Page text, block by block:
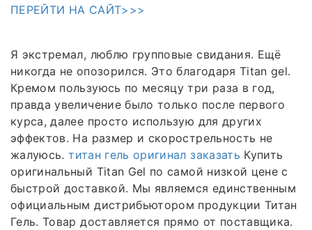
ПЕРЕЙТИ НА САЙТ>>>
Я экстремал, люблю групповые свидания. Ещё
никогда не опозорился. Это благодаря Titan gel.
Кремом пользуюсь по месяцу три раза в год,
правда увеличение было только после первого
курса, далее просто использую для других
эффектов. На размер и скорострельность не
жалуюсь.титан гель оригинал заказать Купить
оригинальный Titan Gel по самой низкой цене с
быстрой доставкой. Мы являемся единственным
официальным дистрибьютором продукции Титан
Гель. Товар доставляется прямо от поставщика.